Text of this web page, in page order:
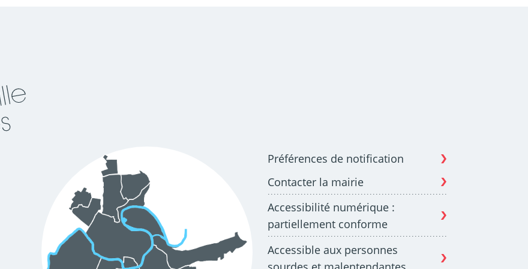
Préférences de notification
Contacter la mairie
Accessibilité numérique :
partiellement conforme
Accessible aux personnes